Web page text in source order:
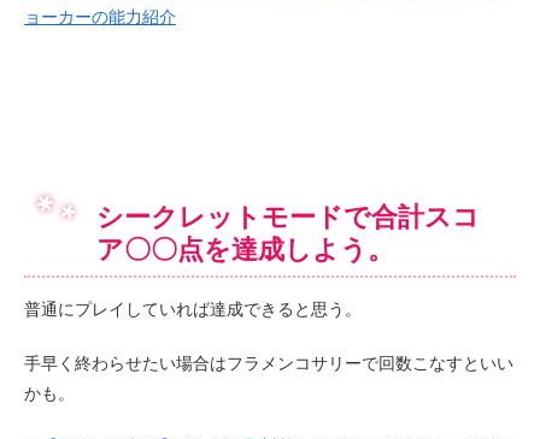
ョーカーの能力紹介
シークレットモードで合計スコ
ア〇〇点を達成しよう。
普通にプレイしていれば達成できると思う。
手早く終わらせたい場合はフラメンコサリーで回数こなすといい
かも。